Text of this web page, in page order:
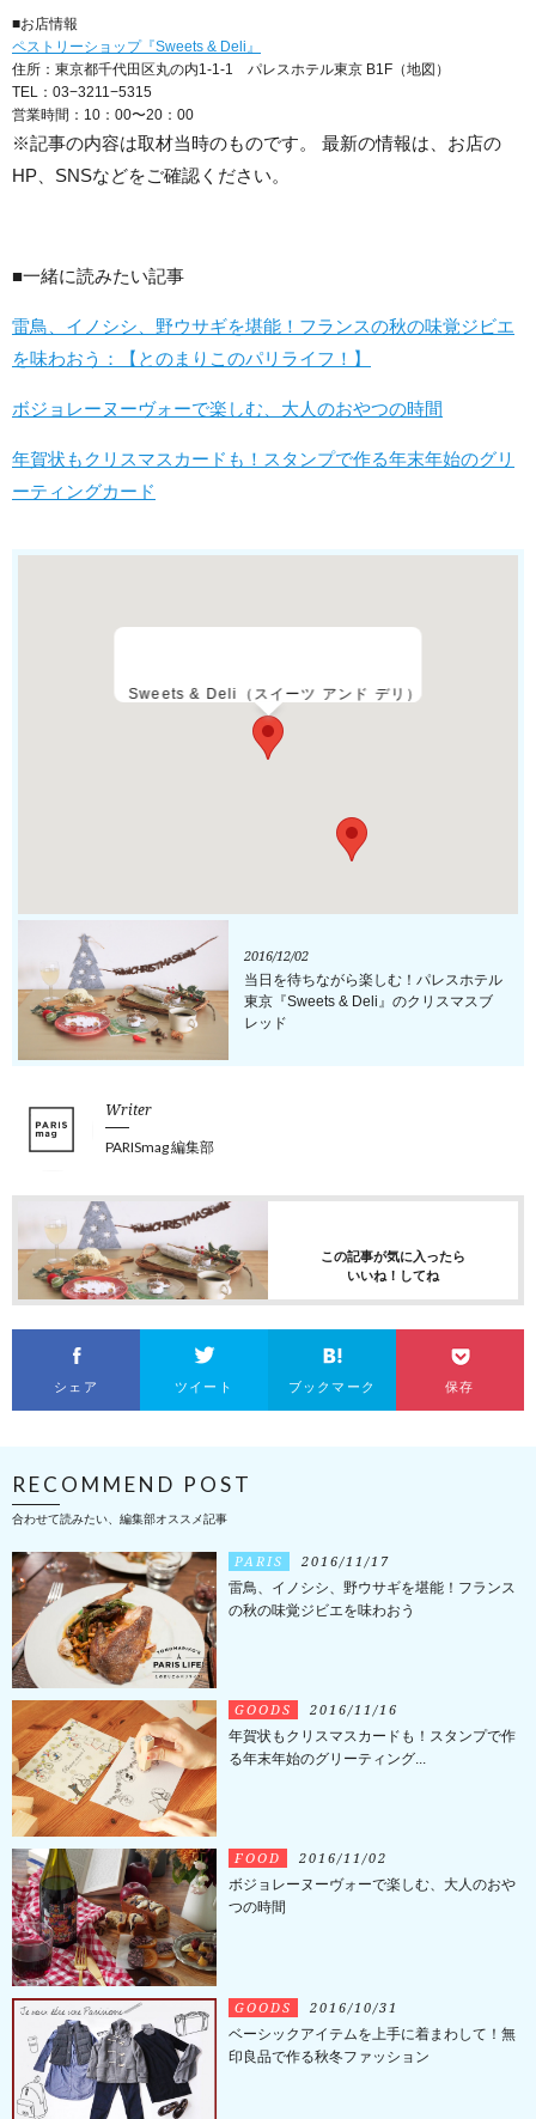
■お店情報
ペストリーショップ『Sweets & Deli』
住所：東京都千代田区丸の内1-1-1 パレスホテル東京 B1F（地図）
TEL：03−3211−5315
営業時間：10：00〜20：00
※記事の内容は取材当時のものです。 最新の情報は、お店の
HP、SNSなどをご確認ください。
■一緒に読みたい記事
雷鳥、イノシシ、野ウサギを堪能！フランスの秋の味覚ジビエ
を味わおう：【とのまりこのパリライフ！】
ボジョレーヌーヴォーで楽しむ、大人のおやつの時間
年賀状もクリスマスカードも！スタンプで作る年末年始のグリ
ーティングカード
Sweets & Deli（スイーツ アンド デリ）
2016/12/02
当日を待ちながら楽しむ！パレスホテル
東京『Sweets & Deli』のクリスマスブ
レッド
Writer
PARISmag 編集部
この記事が気に入ったら
いいね！してね
シェア ツイート ブックマーク 保存
RECOMMEND POST
合わせて読みたい、編集部オススメ記事
PARIS 2016/11/17
雷鳥、イノシシ、野ウサギを堪能！フランス
の秋の味覚ジビエを味わおう
GOODS 2016/11/16
年賀状もクリスマスカードも！スタンプで作
る年末年始のグリーティング...
FOOD 2016/11/02
ボジョレーヌーヴォーで楽しむ、大人のおや
つの時間
GOODS 2016/10/31
ベーシックアイテムを上手に着まわして！無
印良品で作る秋冬ファッション